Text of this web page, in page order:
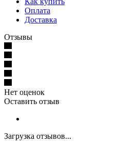
Оплата
Доставка
Отзывы
Нет оценок
Оставить отзыв
Загрузка отзывов...